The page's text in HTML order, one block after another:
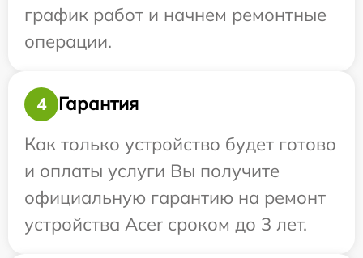
график работ и начнем ремонтные
операции.
4
Гарантия
Как только устройство будет готово
и оплаты услуги Вы получите
официальную гарантию на ремонт
устройства Acer сроком до 3 лет.